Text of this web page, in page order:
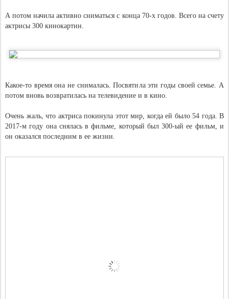
А потом начила активно сниматься с конца 70-х годов. Всего на счету
актрисы 300 кинокартин.
Какое-то время она не снималась. Посвятила эти годы своей семье. А
потом вновь возвратилась на телевидение и в кино.
Очень жаль, что актриса покинула этот мир, когда ей было 54 года. В
2017-м году она снялась в фильме, который был 300-ый ее фильм, и
он оказался последним в ее жизни.